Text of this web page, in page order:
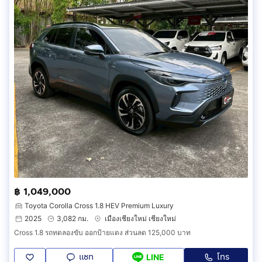
฿ 1,049,000
Toyota Corolla Cross 1.8 HEV Premium Luxury
2025
3,082 กม.
เมืองเชียงใหม่ เชียงใหม่
Cross 1.8 รถทดลองขับ ออกป้ายแดง ส่วนลด 125,000 บาท
แชท LINE โทร